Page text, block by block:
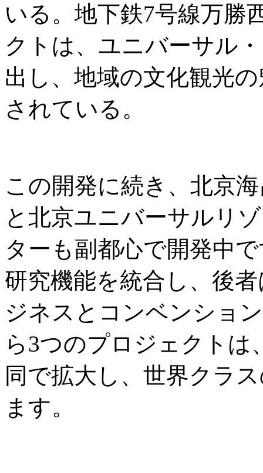
いる。地下鉄7号線万勝
クトは、ユニバーサル
出し、地域の文化観光
されている。
この開発に続き、北京
と北京ユニバーサルリ
ターも副都心で開発中
研究機能を統合し、後
ジネスとコンベンショ
ら3つのプロジェクトは
同で拡大し、世界クラ
ます。